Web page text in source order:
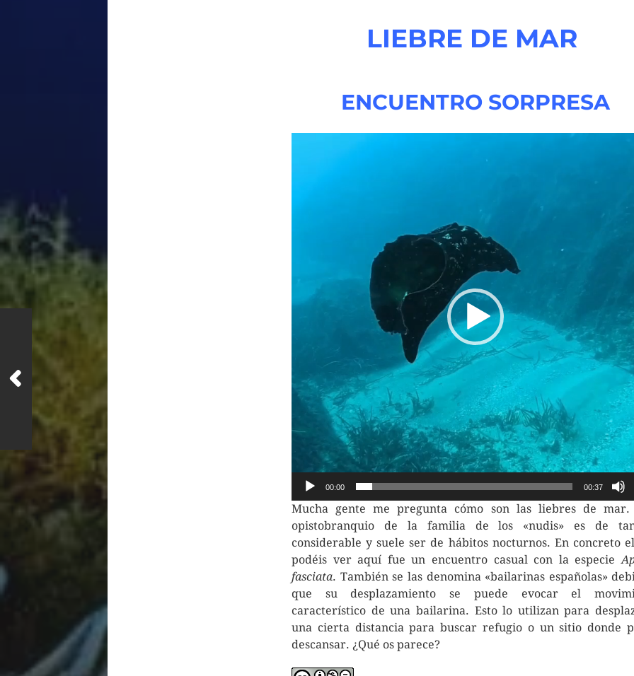
LIEBRE DE MAR
ENCUENTRO SORPRESA
00:00 00:37
Mucha gente me pregunta cómo son las liebres de mar.
opistobranquio de la familia de los «nudis» es de
considerable y suele ser de hábitos nocturnos. En concreto
podéis ver aquí fue un encuentro casual con la especie
fasciata. También se las denomina «bailarinas españolas»
que su desplazamiento se puede evocar el
característico de una bailarina. Esto lo utilizan para
una cierta distancia para buscar refugio o un sitio donde
descansar. ¿Qué os parece?